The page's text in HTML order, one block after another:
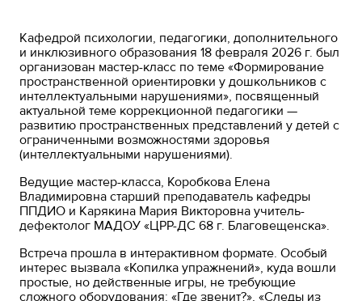
Кафедрой психологии, педагогики, дополнительного
и инклюзивного образования 18 февраля 2026 г. был
организован мастер-класс по теме «Формирование
пространственной ориентировки у дошкольников с
интеллектуальными нарушениями», посвященный
актуальной теме коррекционной педагогики —
развитию пространственных представлений у детей с
ограниченными возможностями здоровья
(интеллектуальными нарушениями).
Ведущие мастер-класса, Коробкова Елена
Владимировна старший преподаватель кафедры
ППДИО и Карякина Мария Викторовна учитель-
дефектолог МАДОУ «ЦРР-ДС 68 г. Благовещенска».
Встреча прошла в интерактивном формате. Особый
интерес вызвала «Копилка упражнений», куда вошли
простые, но действенные игры, не требующие
сложного оборудования: «Где звенит?», «Следы из